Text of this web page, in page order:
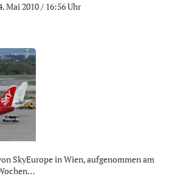
Mai 2010 / 16:56 Uhr
SkyEurope in Wien, aufgenommen am